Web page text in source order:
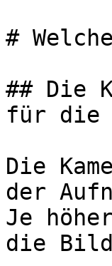
#
## Die
für die
Die
der
Je
die